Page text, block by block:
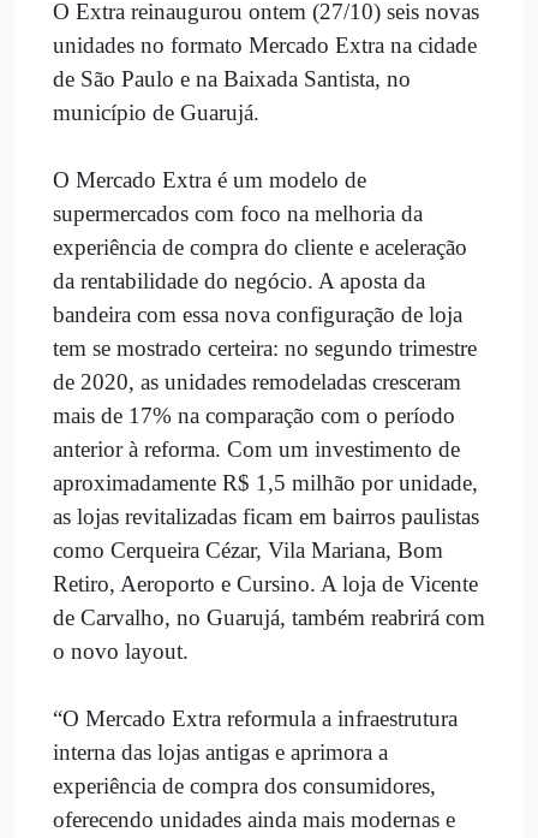
O Extra reinaugurou ontem (27/10) seis novas
unidades no formato Mercado Extra na cidade
de São Paulo e na Baixada Santista, no
município de Guarujá.
O Mercado Extra é um modelo de
supermercados com foco na melhoria da
experiência de compra do cliente e aceleração
da rentabilidade do negócio. A aposta da
bandeira com essa nova configuração de loja
tem se mostrado certeira: no segundo trimestre
de 2020, as unidades remodeladas cresceram
mais de 17% na comparação com o período
anterior à reforma. Com um investimento de
aproximadamente R$ 1,5 milhão por unidade,
as lojas revitalizadas ficam em bairros paulistas
como Cerqueira Cézar, Vila Mariana, Bom
Retiro, Aeroporto e Cursino. A loja de Vicente
de Carvalho, no Guarujá, também reabrirá com
o novo layout.
“O Mercado Extra reformula a infraestrutura
interna das lojas antigas e aprimora a
experiência de compra dos consumidores,
oferecendo unidades ainda mais modernas e